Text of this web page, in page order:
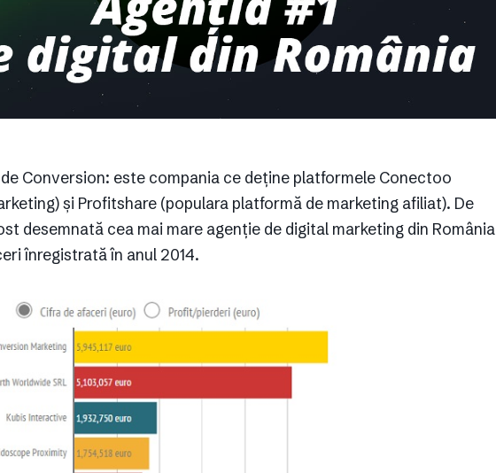
Conversion: este compania ce deține platformele Conectoo
și Profitshare (populara platformă de marketing afiliat). De
desemnată cea mai mare agenție de digital marketing din România
înregistrată în anul 2014.